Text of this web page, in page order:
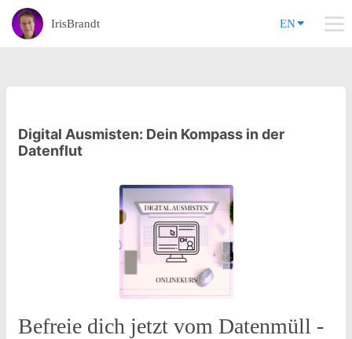
IrisBrandt EN
Digital Ausmisten: Dein Kompass in der
Datenflut
Befreie dich jetzt vom Datenmüll -